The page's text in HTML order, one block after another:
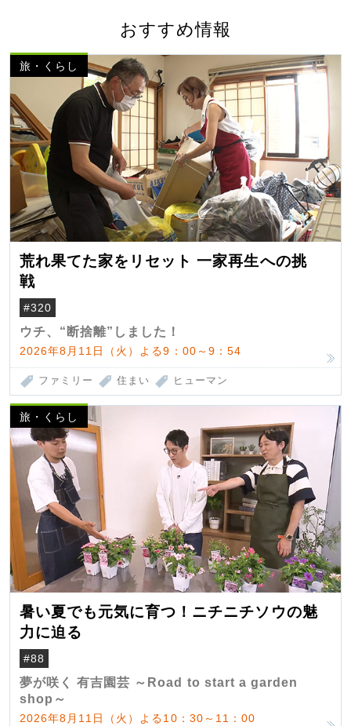
おすすめ情報
旅・くらし
荒れ果てた家をリセット 一家再生への挑
戦
#320
ウチ、“断捨離”しました！
2026年8月11日（火）よる9：00～9：54
ファミリー 住まい ヒューマン
旅・くらし
暑い夏でも元気に育つ！ニチニチソウの魅
力に迫る
#88
夢が咲く 有吉園芸 ～Road to start a garden
shop～
2026年8月11日（火）よる10：30～11：00